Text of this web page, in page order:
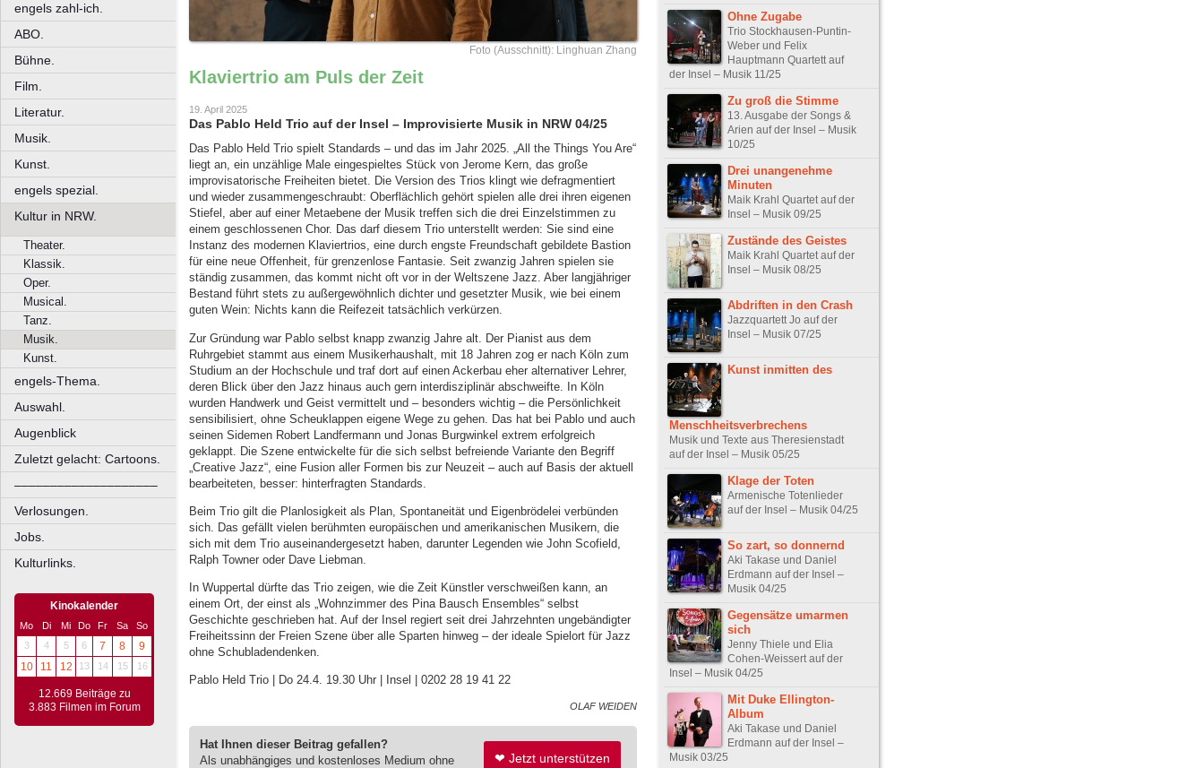
engels zahl-ich.
ABO.
Bühne.
Film.
Literatur.
Musik.
Kunst.
engels spezial.
Kultur in NRW.
Theater.
Klassik.
Oper.
Musical.
Tanz.
Musik.
Kunst.
engels-Thema.
Auswahl.
Augenblick
Zuletzt gelacht: Cartoons.
––––––––––––––––––––
Verlosungen.
Jobs.
Kulturlinks.
Kinokalender
Mo Di Mi Do Fr Sa
So
3
4 5 6 7 8
9
10
11 12 13 14 15 16
12.669 Beiträge zu
3.883 Filmen im Forum
Foto (Ausschnitt): Linghuan Zhang
Klaviertrio am Puls der Zeit
19. April 2025
Das Pablo Held Trio auf der Insel – Improvisierte Musik in NRW 04/25
Das Pablo Held Trio spielt Standards – und das im Jahr 2025. „All the Things You Are“
liegt an, ein unzählige Male eingespieltes Stück von Jerome Kern, das große
improvisatorische Freiheiten bietet. Die Version des Trios klingt wie defragmentiert
und wieder zusammengeschraubt: Oberflächlich gehört spielen alle drei ihren eigenen
Stiefel, aber auf einer Metaebene der Musik treffen sich die drei Einzelstimmen zu
einem geschlossenen Chor. Das darf diesem Trio unterstellt werden: Sie sind eine
Instanz des modernen Klaviertrios, eine durch engste Freundschaft gebildete Bastion
für eine neue Offenheit, für grenzenlose Fantasie. Seit zwanzig Jahren spielen sie
ständig zusammen, das kommt nicht oft vor in der Weltszene Jazz. Aber langjähriger
Bestand führt stets zu außergewöhnlich dichter und gesetzter Musik, wie bei einem
guten Wein: Nichts kann die Reifezeit tatsächlich verkürzen.
Zur Gründung war Pablo selbst knapp zwanzig Jahre alt. Der Pianist aus dem
Ruhrgebiet stammt aus einem Musikerhaushalt, mit 18 Jahren zog er nach Köln zum
Studium an der Hochschule und traf dort auf einen Ackerbau eher alternativer Lehrer,
deren Blick über den Jazz hinaus auch gern interdisziplinär abschweifte. In Köln
wurden Handwerk und Geist vermittelt und – besonders wichtig – die Persönlichkeit
sensibilisiert, ohne Scheuklappen eigene Wege zu gehen. Das hat bei Pablo und auch
seinen Sidemen Robert Landfermann und Jonas Burgwinkel extrem erfolgreich
geklappt. Die Szene entwickelte für die sich selbst befreiende Variante den Begriff
„Creative Jazz“, eine Fusion aller Formen bis zur Neuzeit – auch auf Basis der aktuell
bearbeiteten, besser: hinterfragten Standards.
Beim Trio gilt die Planlosigkeit als Plan, Spontaneität und Eigenbrödelei verbünden
sich. Das gefällt vielen berühmten europäischen und amerikanischen Musikern, die
sich mit dem Trio auseinandergesetzt haben, darunter Legenden wie John Scofield,
Ralph Towner oder Dave Liebman.
In Wuppertal dürfte das Trio zeigen, wie die Zeit Künstler verschweißen kann, an
einem Ort, der einst als „Wohnzimmer des Pina Bausch Ensembles“ selbst
Geschichte geschrieben hat. Auf der Insel regiert seit drei Jahrzehnten ungebändigter
Freiheitssinn der Freien Szene über alle Sparten hinweg – der ideale Spielort für Jazz
ohne Schubladendenken.
Pablo Held Trio | Do 24.4. 19.30 Uhr | Insel | 0202 28 19 41 22
OLAF WEIDEN
❤ Jetzt unterstützen
Hat Ihnen dieser Beitrag gefallen?
Als unabhängiges und kostenloses Medium ohne
Ohne Zugabe
Trio Stockhausen-Puntin-
Weber und Felix
Hauptmann Quartett auf
der Insel – Musik 11/25
Zu groß die Stimme
13. Ausgabe der Songs &
Arien auf der Insel – Musik
10/25
Drei unangenehme
Minuten
Maik Krahl Quartet auf der
Insel – Musik 09/25
Zustände des Geistes
Maik Krahl Quartet auf der
Insel – Musik 08/25
Abdriften in den Crash
Jazzquartett Jo auf der
Insel – Musik 07/25
Kunst inmitten des
Menschheitsverbrechens
Musik und Texte aus Theresienstadt
auf der Insel – Musik 05/25
Klage der Toten
Armenische Totenlieder
auf der Insel – Musik 04/25
So zart, so donnernd
Aki Takase und Daniel
Erdmann auf der Insel –
Musik 04/25
Gegensätze umarmen
sich
Jenny Thiele und Elia
Cohen-Weissert auf der
Insel – Musik 04/25
Mit Duke Ellington-
Album
Aki Takase und Daniel
Erdmann auf der Insel –
Musik 03/25